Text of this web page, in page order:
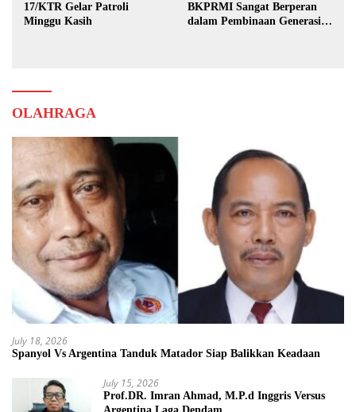
17/KTR Gelar Patroli
Minggu Kasih
BKPRMI Sangat Berperan
dalam Pembinaan Generasi
OLAHRAGA
July 18, 2026
Spanyol Vs Argentina Tanduk Matador Siap Balikkan Keadaan
July 15, 2026
Prof.DR. Imran Ahmad, M.P.d Inggris Versus